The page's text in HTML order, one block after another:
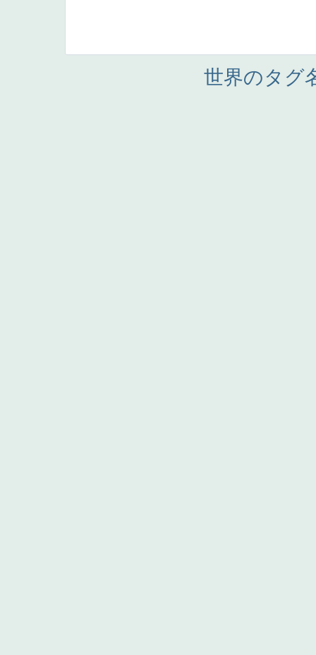
世界のタグ